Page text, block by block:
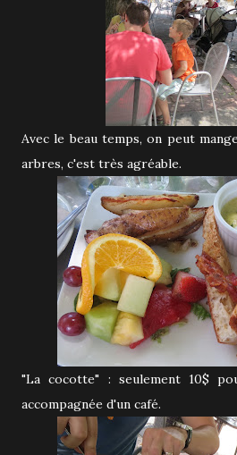
Avec le beau temps, on peut
arbres, c'est très agréable.
"La cocotte" : seulement 10$
accompagnée d'un café.